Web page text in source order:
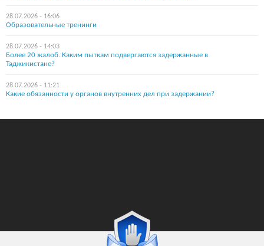
28.07.2026 - 16:06
Образовательные тренинги
28.07.2026 - 14:03
Более 20 жалоб. Каким пыткам подвергаются задержанные в
Таджикистане?
28.07.2026 - 11:21
Какие обязанности у органов внутренних дел при задержании?